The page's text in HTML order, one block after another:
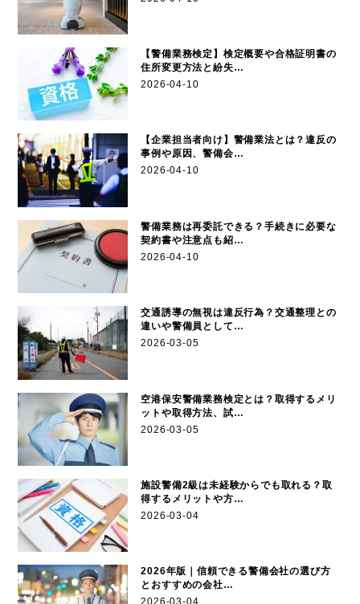
【警備業務検定】検定概要や合格証明書の
住所変更方法と紛失…
2026-04-10
【企業担当者向け】警備業法とは？違反の
事例や原因、警備会…
2026-04-10
警備業務は再委託できる？手続きに必要な
契約書や注意点も紹…
2026-04-10
交通誘導の無視は違反行為？交通整理との
違いや警備員として…
2026-03-05
空港保安警備業務検定とは？取得するメリ
ットや取得方法、試…
2026-03-05
施設警備2級は未経験からでも取れる？取
得するメリットや方…
2026-03-04
2026年版｜信頼できる警備会社の選び方
とおすすめの会社…